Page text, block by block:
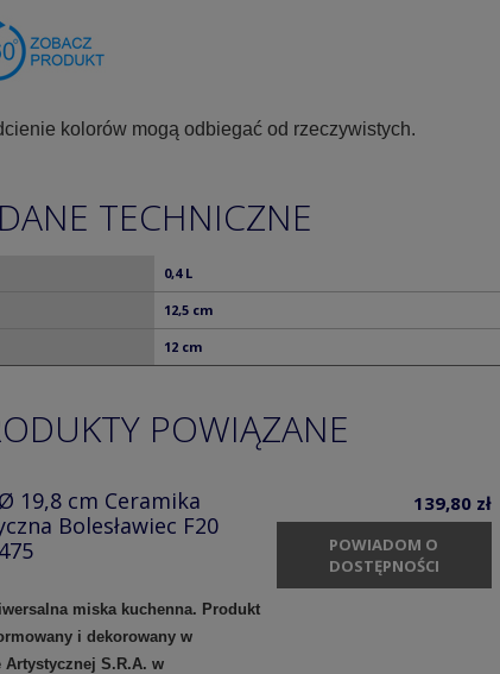
kolorów mogą odbiegać od rzeczywistych.
DANE TECHNICZNE
0,4 L
12,5 cm
12 cm
POWIĄZANE
19,8 cm Ceramika
Bolesławiec F20
miska kuchenna. Produkt
i dekorowany w
Artystycznej S.R.A. w
139,80 zł
POWIADOM O
DOSTĘPNOŚCI